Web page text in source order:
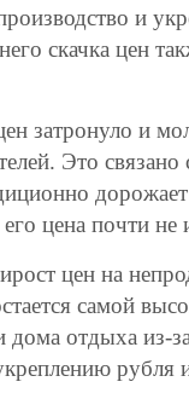
и
скачка цен
затронуло и
Это
цена почти не
цен на
самой
дома отдыха из-